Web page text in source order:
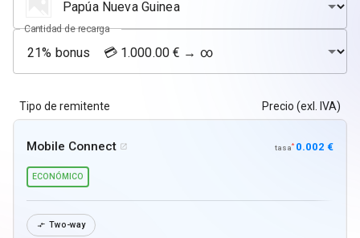
Cantidad de recarga
Tipo de remitente Precio (exl. IVA)
Mobile Connect  tasa* 0.002 €
ECONÓMICO
 Two-way